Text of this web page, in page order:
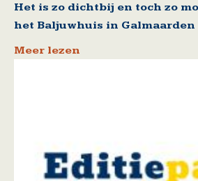
Het is zo dichtbij en toch zo
het Baljuwhuis in Galmaarden
Meer lezen